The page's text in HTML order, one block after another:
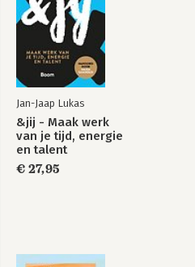
Jan-Jaap Lukas
&jij - Maak werk
van je tijd, energie
en talent
€ 27,95